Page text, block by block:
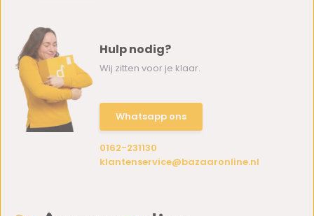
Hulp nodig?
Wij zitten voor je klaar.
Whatsapp ons
0162-231130
klantenservice@bazaaronline.nl